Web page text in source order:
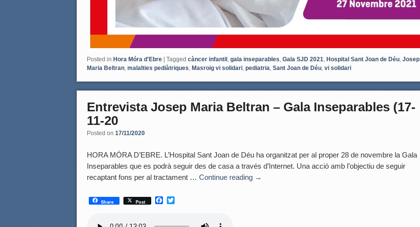
Posted in Hora Móra d'Ebre | Tagged càncer infantil gala inseparables Gala SJD 2021 Hospital Sant Joan de Déu Josep
Maria Beltran malalties pediàtriques Masroig vi solidari pediatria Sant Joan de Déu vi solidari
Entrevista Josep Maria Beltran – Gala Inseparables (17-
11-20
Posted on 17/11/2020
HORA MÓRA D’EBRE. L’Hospital Sant Joan de Déu ha organitzat per al proper 28 de novembre la Gala
Inseparables que es podrà seguir des de casa a través d’Internet. Una acció amb l’objectiu de seguir
recaptant fons per al tractament … Continue reading →
Share Post
F